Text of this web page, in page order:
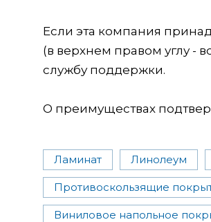
Если эта компания
(в верхнем правом углу -
службу поддержки.
О преимуществах
Ламинат Линолеум
Противоскользящие
Виниловое напольное